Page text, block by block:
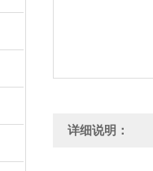
详细说明：